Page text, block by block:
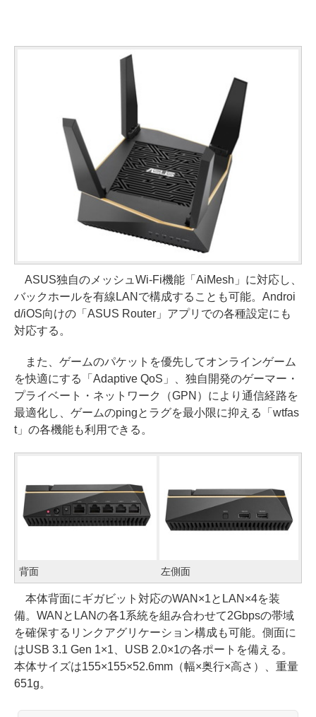
ASUS独自のメッシュWi-Fi機能「AiMesh」に対応し、
バックホールを有線LANで構成することも可能。Androi
d/iOS向けの「ASUS Router」アプリでの各種設定にも
対応する。
また、ゲームのパケットを優先してオンラインゲーム
を快適にする「Adaptive QoS」、独自開発のゲーマー・
プライベート・ネットワーク（GPN）により通信経路を
最適化し、ゲームのpingとラグを最小限に抑える「wtfas
t」の各機能も利用できる。
背面 左側面
本体背面にギガビット対応のWAN×1とLAN×4を装
備。WANとLANの各1系統を組み合わせて2Gbpsの帯域
を確保するリンクアグリケーション構成も可能。側面に
はUSB 3.1 Gen 1×1、USB 2.0×1の各ポートを備える。
本体サイズは155×155×52.6mm（幅×奥行×高さ）、重量
651g。